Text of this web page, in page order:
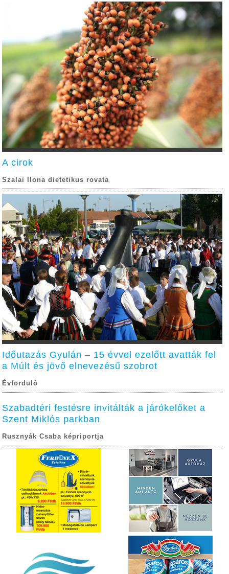
A cirok
Szalai Ilona dietetikus rovata
Időutazás Gyulán – 15 évvel ezelőtt avatták fel
a Múlt és jövő elnevezésű szobrot
Évforduló
Szabadtéri festésre invitálták a járókelőket a
Szent Miklós parkban
Rusznyák Csaba képriportja